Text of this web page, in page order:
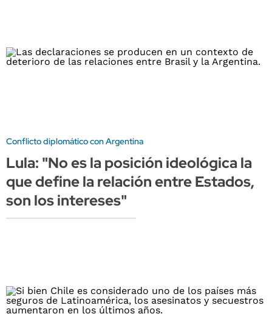
Conflicto diplomático con Argentina
Lula: "No es la posición ideológica la
que define la relación entre Estados,
son los intereses"